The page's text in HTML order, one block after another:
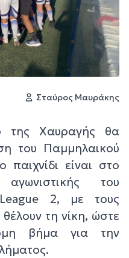
Σταύρος Μαυράκης
της Χαυραγής θα
του Παμμηλαικού
είναι στο
του
2, με τους
τη νίκη, ώστε
βήμα για την